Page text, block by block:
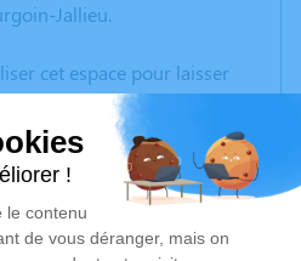
Jallieu.
cet espace pour laisser
des photos souvenirs, une
pensées à travers des
endroit est un lieu
la mémoire de Lucette